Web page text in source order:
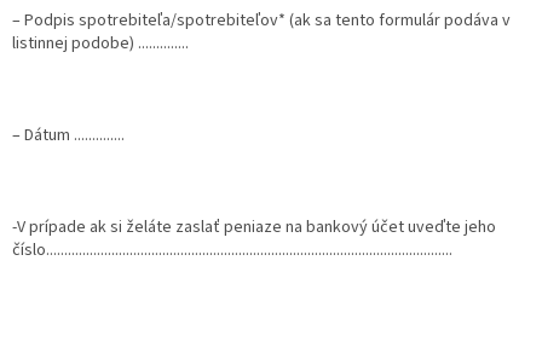
– Podpis spotrebiteľa/spotrebiteľov* (ak sa tento formulár podáva v
listinnej podobe) ..............
– Dátum ..............
-V prípade ak si želáte zaslať peniaze na bankový účet uveďte jeho
číslo................................................................................................................